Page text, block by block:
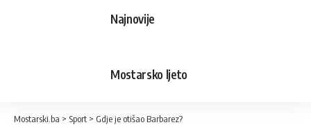
Najnovije
Mostarsko ljeto
Mostarski.ba > Sport > Gdje je otišao Barbarez?